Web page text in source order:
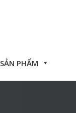
SẢN PHẨM